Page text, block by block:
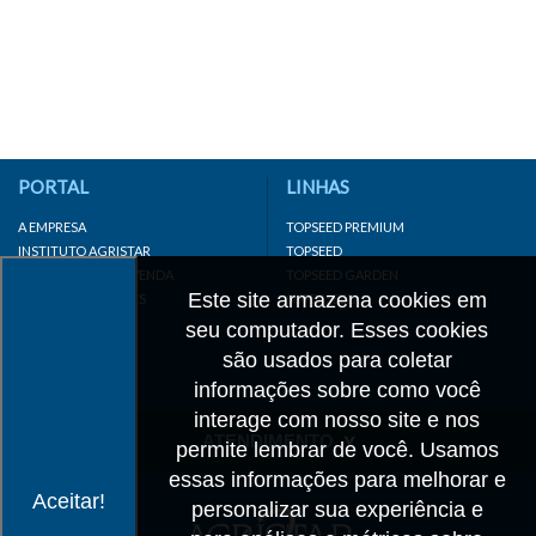
Aceitar!
Este site armazena cookies em
seu computador. Esses cookies
são usados para coletar
informações sobre como você
interage com nosso site e nos
permite lembrar de você. Usamos
essas informações para melhorar e
personalizar sua experiência e
PORTAL
A EMPRESA
INSTITUTO AGRISTAR
DISTRIBUIDOR/REVENDA
LINKS IMPORTANTES
LINHAS
TOPSEED PREMIUM
TOPSEED
TOPSEED GARDEN
SUPERSEED
ATENDIMENTO